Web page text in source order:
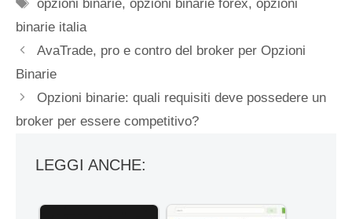
opzioni binarie,opzioni binarie forex,opzioni
binarie italia
AvaTrade, pro e contro del broker per Opzioni
Binarie
Opzioni binarie: quali requisiti deve possedere un
broker per essere competitivo?
LEGGI ANCHE: